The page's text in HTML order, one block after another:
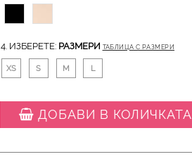
4. ИЗБЕРЕТЕ: РАЗМЕРИ ТАБЛИЦА С РАЗМЕРИ
XS S M L
ДОБАВИ В КОЛИЧКАТА